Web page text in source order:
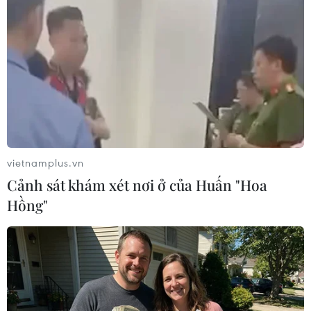
này./.
Xem kết quả chi tiết kèm người ghi bàn tại
(Vietnam+)
vietnamplus.vn
Cảnh sát khám xét nơi ở của Huấn "Hoa
Hồng"